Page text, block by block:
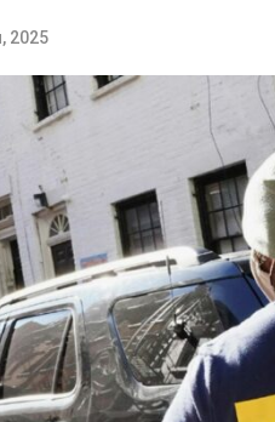
2025